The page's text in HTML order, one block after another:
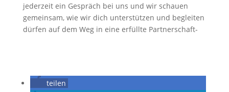
jederzeit ein Gespräch bei uns und wir schauen
gemeinsam, wie wir dich unterstützen und begleiten
dürfen auf dem Weg in eine erfüllte Partnerschaft-
teilen